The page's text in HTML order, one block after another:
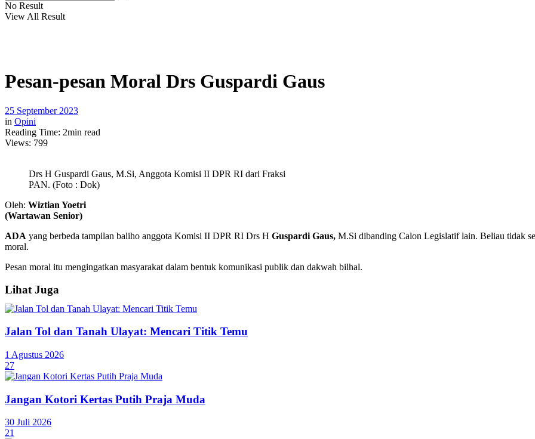
No Result
View All Result
Pesan-pesan Moral Drs Guspardi Gaus
25 September 2023
in Opini
Reading Time: 2min read
Views: 799
Drs H Guspardi Gaus, M.Si, Anggota Komisi II DPR RI dari Fraksi
PAN. (Foto : Dok)
Oleh: Wiztian Yoetri
(Wartawan Senior)
ADA yang berbeda tampilan baliho anggota Komisi II DPR RI Drs H Guspardi Gaus, M.Si dibanding Calon Legislatif lain. Beliau tidak
moral.
Pesan moral itu mengingatkan masyarakat dalam bentuk komunikasi publik dan dakwah bilhal.
Lihat Juga
Jalan Tol dan Tanah Ulayat: Mencari Titik Temu
1 Agustus 2026
27
Jangan Kotori Kertas Putih Praja Muda
30 Juli 2026
21